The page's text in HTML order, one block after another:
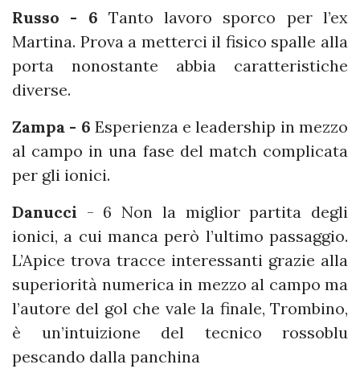
Russo - 6 Tanto lavoro sporco per l’ex
Martina. Prova a metterci il fisico spalle alla
porta nonostante abbia caratteristiche
diverse.
Zampa - 6 Esperienza e leadership in mezzo
al campo in una fase del match complicata
per gli ionici.
Danucci - 6 Non la miglior partita degli
ionici, a cui manca però l’ultimo passaggio.
L’Apice trova tracce interessanti grazie alla
superiorità numerica in mezzo al campo ma
l’autore del gol che vale la finale, Trombino,
è un’intuizione del tecnico rossoblu
pescando dalla panchina